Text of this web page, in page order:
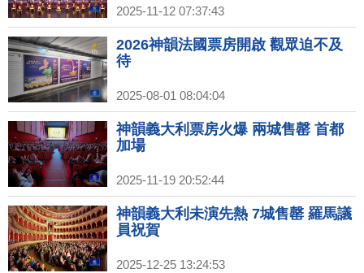
2025-11-12 07:37:43
2026神韻法國票房開啟 觀眾迫不及
待
2025-08-01 08:04:04
神韻義大利票房火爆 兩城售罄 首都
加場
2025-11-19 20:52:44
神韻義大利未演先熱 7城售罄 羅馬議
員祝賀
2025-12-25 13:24:53